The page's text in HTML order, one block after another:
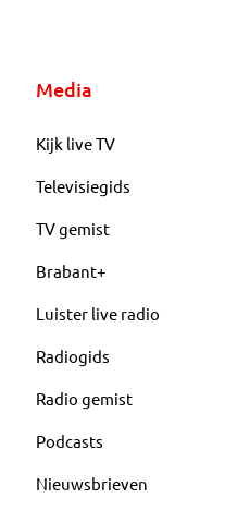
Media
Kijk live TV
Televisiegids
TV gemist
Brabant+
Luister live radio
Radiogids
Radio gemist
Podcasts
Nieuwsbrieven